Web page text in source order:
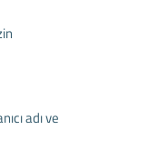
adı ve